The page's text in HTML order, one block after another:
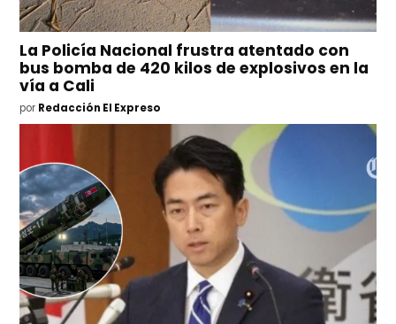
La Policía Nacional frustra atentado con
bus bomba de 420 kilos de explosivos en la
vía a Cali
por Redacción El Expreso